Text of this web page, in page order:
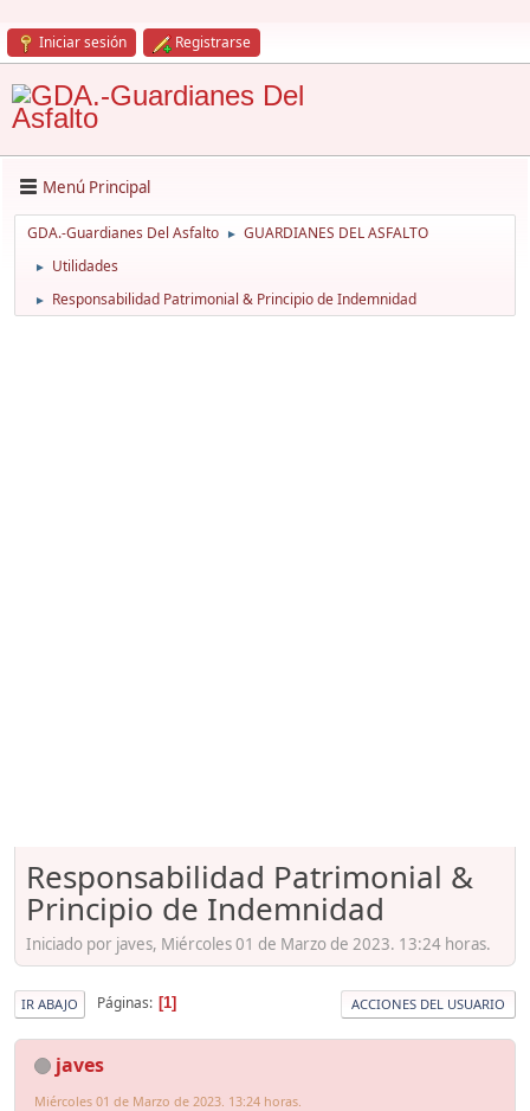
Iniciar sesión Registrarse
Menú Principal
GDA.-Guardianes Del Asfalto ► GUARDIANES DEL ASFALTO
► Utilidades
► Responsabilidad Patrimonial & Principio de Indemnidad
Responsabilidad Patrimonial &
Principio de Indemnidad
Iniciado por javes, Miércoles 01 de Marzo de 2023. 13:24 horas.
IR ABAJO Páginas 1 ACCIONES DEL USUARIO
javes
Miércoles 01 de Marzo de 2023. 13:24 horas.